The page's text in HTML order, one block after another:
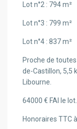
Lot n°2 : 794 m²
Lot n°3 : 799 m²
Lot n°4 : 837 m²
Proche de
de-Castillon, 5,5
Libourne.
64000 € FAI le lot.
Honoraires TTC